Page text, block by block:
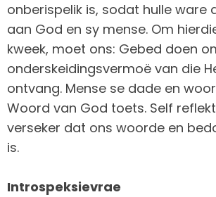
onberispelik is, sodat hulle ware
aan God en sy mense. Om
kweek, moet ons: Gebed doen
onderskeidingsvermoë van die
ontvang. Mense se dade en
Woord van God toets. Self
verseker dat ons woorde en
is.
Introspeksievrae